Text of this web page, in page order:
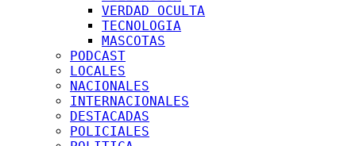
VERDAD OCULTA
TECNOLOGIA
MASCOTAS
PODCAST
LOCALES
NACIONALES
INTERNACIONALES
DESTACADAS
POLICIALES